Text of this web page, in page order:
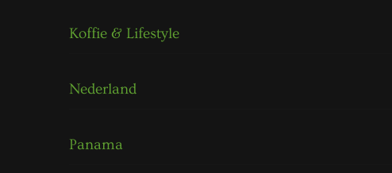
Koffie & Lifestyle
Nederland
Panama